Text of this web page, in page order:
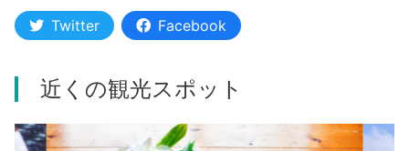
Twitter Facebook
近くの観光スポット